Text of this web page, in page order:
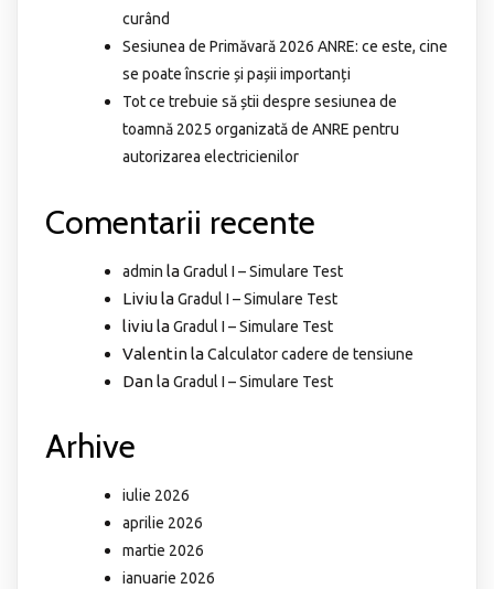
curând
Sesiunea de Primăvară 2026 ANRE: ce este, cine
se poate înscrie și pașii importanți
Tot ce trebuie să știi despre sesiunea de
toamnă 2025 organizată de ANRE pentru
autorizarea electricienilor
Comentarii recente
admin laGradul I – Simulare Test
LiviulaGradul I – Simulare Test
liviulaGradul I – Simulare Test
ValentinlaCalculator cadere de tensiune
DanlaGradul I – Simulare Test
Arhive
iulie 2026
aprilie 2026
martie 2026
ianuarie 2026